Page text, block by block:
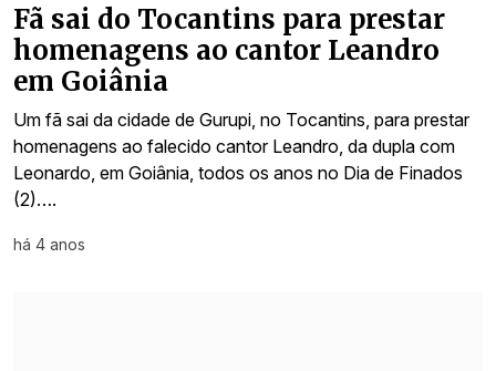
Fã sai do Tocantins para prestar
homenagens ao cantor Leandro
em Goiânia
Um fã sai da cidade de Gurupi, no Tocantins, para prestar
homenagens ao falecido cantor Leandro, da dupla com
Leonardo, em Goiânia, todos os anos no Dia de Finados
(2)….
há 4 anos